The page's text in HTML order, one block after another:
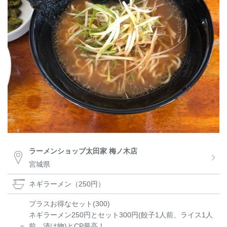
ラーメンショップ太田家 梅ノ木店
宮城県
ネギラーメン（250円）
プラスお得なセット(300)
ネギラーメン250円とセット300円(餃子1人前、ライス1人